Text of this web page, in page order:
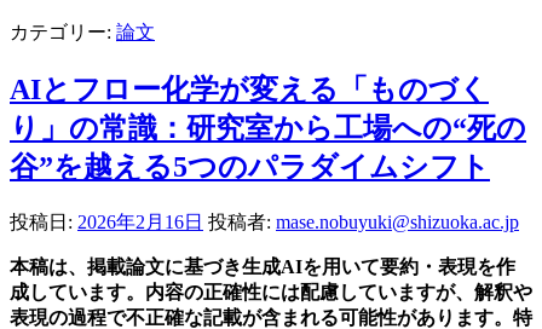
カテゴリー: 論文
AIとフロー化学が変える「ものづく
り」の常識：研究室から工場への“死の
谷”を越える5つのパラダイムシフト
投稿日: 2026年2月16日 投稿者: mase.nobuyuki@shizuoka.ac.jp
本稿は、掲載論文に基づき生成AIを用いて要約・表現を作
成しています。内容の正確性には配慮していますが、解釈や
表現の過程で不正確な記載が含まれる可能性があります。特